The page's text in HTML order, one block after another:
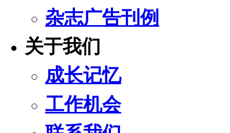
杂志广告刊例
关于我们
成长记忆
工作机会